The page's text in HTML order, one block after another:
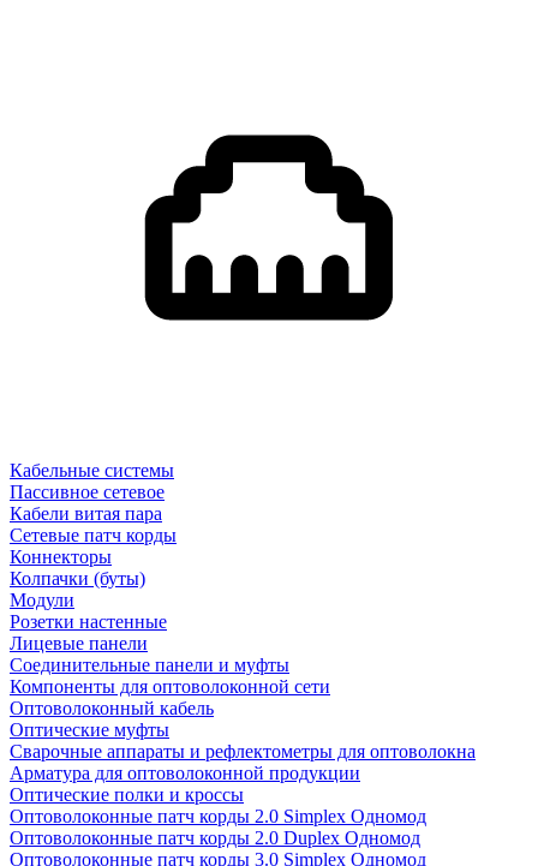
Кабельные системы
Пассивное сетевое
Кабели витая пара
Сетевые патч корды
Коннекторы
Колпачки (буты)
Модули
Розетки настенные
Лицевые панели
Соединительные панели и муфты
Компоненты для оптоволоконной сети
Оптоволоконный кабель
Оптические муфты
Сварочные аппараты и рефлектометры для оптоволокна
Арматура для оптоволоконной продукции
Оптические полки и кроссы
Оптоволоконные патч корды 2.0 Simplex Одномод
Оптоволоконные патч корды 2.0 Duplex Одномод
Оптоволоконные патч корды 3.0 Simplex Одномод